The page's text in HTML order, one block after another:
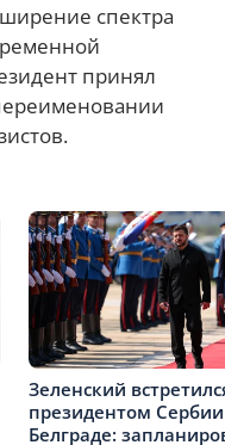
спектра
принял
Зеленский
президентом
Белграде: